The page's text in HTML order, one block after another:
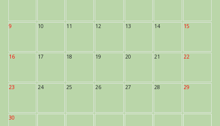
9 10 11 12 13 14 15
16 17 18 19 20 21 22
23 24 25 26 27 28 29
30